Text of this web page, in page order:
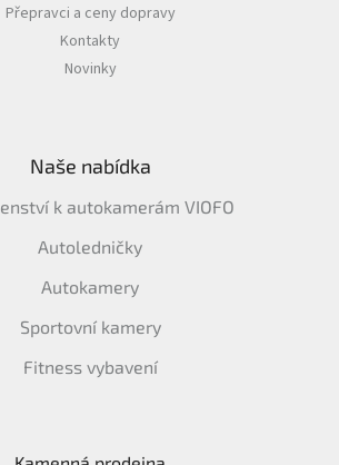
Přepravci a ceny dopravy
Kontakty
Novinky
Naše nabídka
k autokamerám VIOFO
Autoledničky
Autokamery
Sportovní kamery
Fitness vybavení